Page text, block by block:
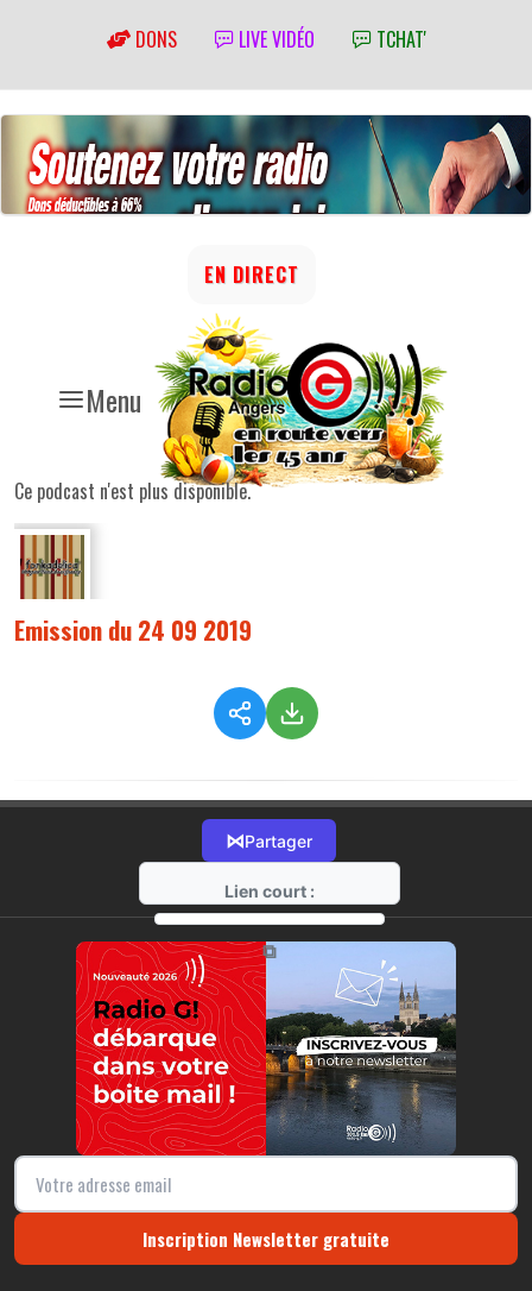
DONS LIVE VIDÉO TCHAT'
Menu
EN DIRECT
Ce podcast n'est plus disponible.
Emission du 24 09 2019
⋈Partager
Lien court :
https://radio-g.fr?179
⧉
Inscription Newsletter gratuite